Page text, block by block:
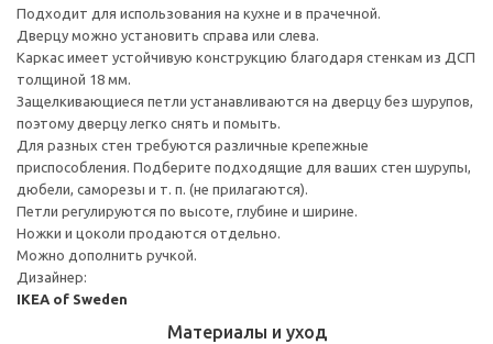
Подходит для использования на кухне и в прачечной.
Дверцу можно установить справа или слева.
Каркас имеет устойчивую конструкцию благодаря стенкам из ДСП
толщиной 18 мм.
Защелкивающиеся петли устанавливаются на дверцу без шурупов,
поэтому дверцу легко снять и помыть.
Для разных стен требуются различные крепежные
приспособления. Подберите подходящие для ваших стен шурупы,
дюбели, саморезы и т. п. (не прилагаются).
Петли регулируются по высоте, глубине и ширине.
Ножки и цоколи продаются отдельно.
Можно дополнить ручкой.
Дизайнер:
IKEA of Sweden
Материалы и уход